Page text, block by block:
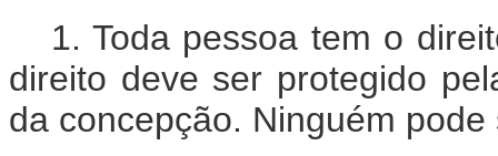
1. Toda pessoa tem o
direito deve ser protegido
da concepção. Ninguém